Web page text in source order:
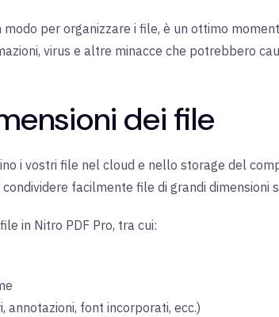
per organizzare i file, è un ottimo
virus e altre minacce che potrebbero
dei file
i vostri file nel cloud e nello storage del
facilmente file di grandi dimensioni
in Nitro PDF Pro, tra cui:
annotazioni, font incorporati, ecc.)